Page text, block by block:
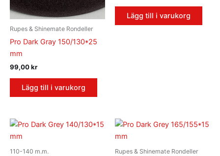
Rupes & Shinemate Rondeller
Pro Dark Gray 150/130*25
mm
99,00kr
Lägg till i varukorg
Lägg till i varukorg
110-140 m.m. Rupes & Shinemate Rondeller